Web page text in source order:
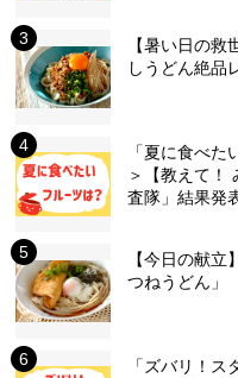
【暑い日の
しうどん絶品
「夏に食べ
＞【教えて！
査隊」結果発
【今日の献
つねうどん」
「ズバリ！